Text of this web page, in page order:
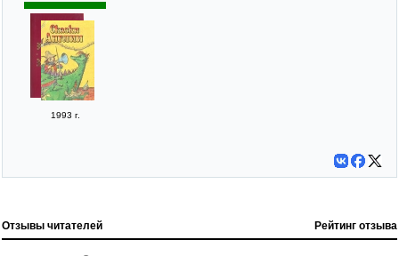
1993 г.
Отзывы читателей Рейтинг отзыва